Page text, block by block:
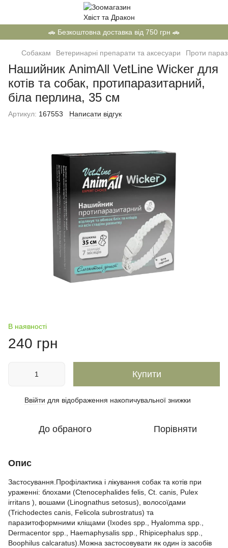
🚗 Безкоштовна доставка від 750 грн 🚗
Собакам Ветеринарні препарати та аксесуари Проти
Нашийник AnimAll VetLine Wicker для
котів та собак, протипаразитарний,
біла перлина, 35 см
Артикул: 167553 Написати відгук
В наявності
240 грн
Купити
Ввійти для відображення накопичувальної знижки
До обраного Порівняти
Опис
Застосування.Профілактика і лікування собак та котів при
ураженні: блохами (Ctenocephalides felis, Сt. canis, Pulex
irritans ), вошами (Linognathus setosus), волосоїдами
(Trichodectes canis, Felicola subrostratus) та
паразитоформними кліщами (Ixodes spp., Hyalomma spp.,
Dermacentor spp., Haemaphysalis spp., Rhipicephalus spp.,
Boophilus calcaratus).Можна застосовувати як один із засобів